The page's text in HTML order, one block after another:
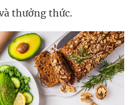
thưởng thức.